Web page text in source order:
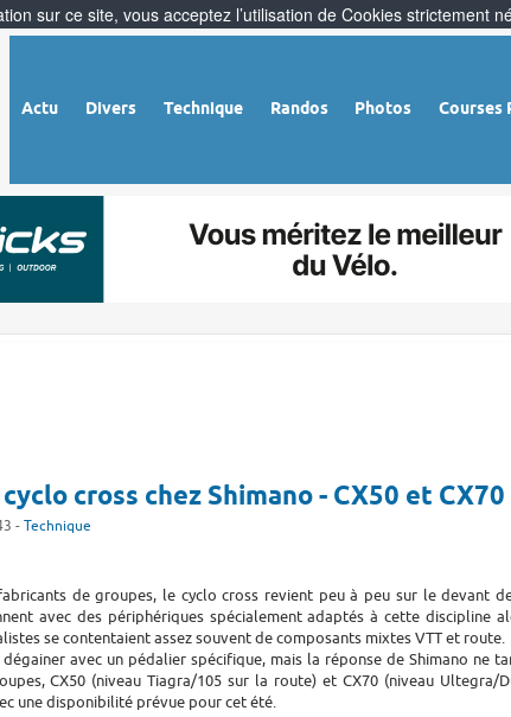
Actu Divers Technique Randos Photos Courses
cross chez Shimano - CX50 et CX70
- Technique
de groupes, le cyclo cross revient peu à peu sur le devant
avec des périphériques spécialement adaptés à cette discipline
se contentaient assez souvent de composants mixtes VTT et route.
avec un pédalier spécifique, mais la réponse de Shimano ne
CX50 (niveau Tiagra/105 sur la route) et CX70 (niveau Ultegra/
une disponibilité prévue pour cet été.
sur ce site, vous acceptez l’utilisation de Cookies strictement